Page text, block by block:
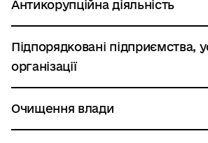
Антикорупційна діяльність
Підпорядковані підприємства,
організації
Очищення влади